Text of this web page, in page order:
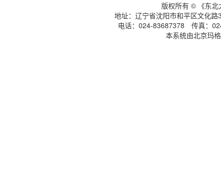
版权所有 © 《东北
地址：辽宁省沈阳市和平区文化
电话：024-83687378 传真：
本系统由北京玛